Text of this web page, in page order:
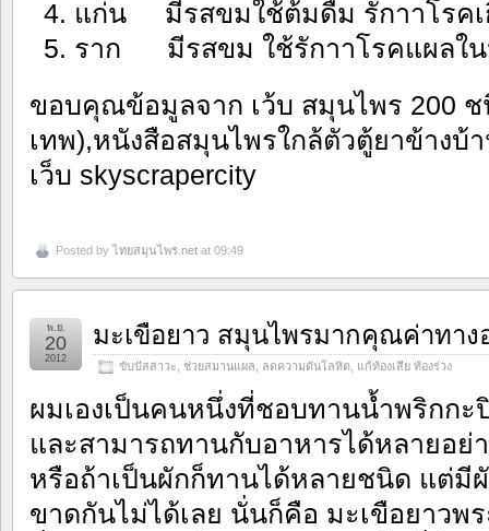
แก่น มีรสขมใช้ต้มดื่ม รักาาโรคเ
ราก มีรสขม ใช้รักาาโรคแผลใ
ขอบคุณข้อมูลจาก เว้บ สมุนไพร 200 ช
เทพ),หนังสือสมุนไพรใกล้ตัวตู้ยาข้างบ้
เว็บ skyscrapercity
Posted byไทยสมุนไพร.net at 09:49
มะเขือยาว สมุนไพรมากคุณค่าทาง
ขับปัสสาวะ ช่วยสมานแผล ลดความดันโลหิต แก้ท้องเสีย ท้องร่วง
พ.ย.
20
2012
ผมเองเป็นคนหนึ่งที่ชอบทานน้ำพริกก
และสามารถทานกับอาหารได้หลายอย่
หรือถ้าเป็นผักก็ทานได้หลายชนิด แต่มี
ขาดกันไม่ได้เลย นั่นก็คือ มะเขือยาวพร